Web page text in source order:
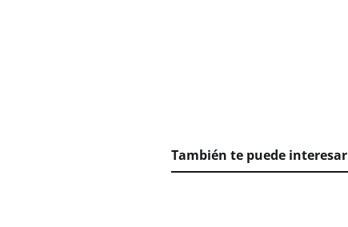
También te puede interesar